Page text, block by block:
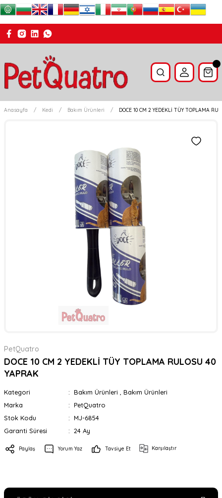
Anasayfa Kedi Bakım Ürünleri DOCE 10 CM 2 YEDEKLİ TÜY TOPLAMA
PetQuatro
DOCE 10 CM 2 YEDEKLİ TÜY TOPLAMA RULOSU 40
YAPRAK
Kategori Bakım Ürünleri
Bakım Ürünleri
Marka
PetQuatro
Stok Kodu
MJ-6854
Garanti Süresi
24 Ay
Paylaş Yorum Yaz Tavsiye Et Karşılaştır